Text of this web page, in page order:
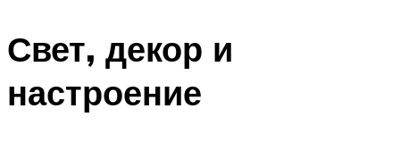
Свет, декор и
настроение